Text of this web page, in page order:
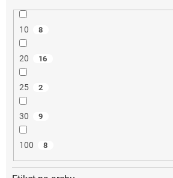
10 8
20 16
25 2
30 9
100 8